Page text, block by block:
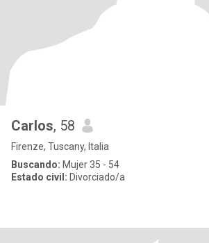
Carlos, 58
Firenze, Tuscany, Italia
Buscando: Mujer 35 - 54
Estado civil: Divorciado/a